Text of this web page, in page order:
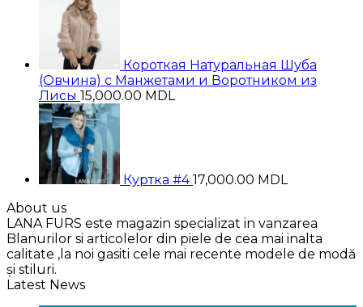
составляла
35,000.00 MDL.
Короткая Натуральная Шуба
(Овчина) с Манжетами и Воротником из
Лисы 15,000.00 MDL
Куртка #4 17,000.00 MDL
About us
LANA FURS este magazin specializat in vanzarea
Blanurilor si articolelor din piele de cea mai inalta
calitate ,la noi gasiti cele mai recente modele de modă
și stiluri.
Latest News